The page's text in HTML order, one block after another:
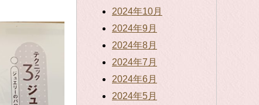
2024年10月
2024年9月
2024年8月
2024年7月
2024年6月
2024年5月